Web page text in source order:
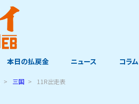
本日の払戻金 ニュース コラム
三国 11R出走表